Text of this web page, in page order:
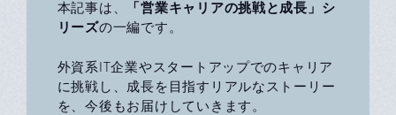
本記事は、
「営業キャリアの挑戦と成長」シ
リーズの一編です。
外資系IT企業やスタートアップでのキャリア
に挑戦し、成長を目指すリアルなストーリー
を、今後もお届けしていきます。